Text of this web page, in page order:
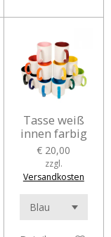
Tasse weiß
innen farbig
€ 20,00
zzgl.
Versandkosten